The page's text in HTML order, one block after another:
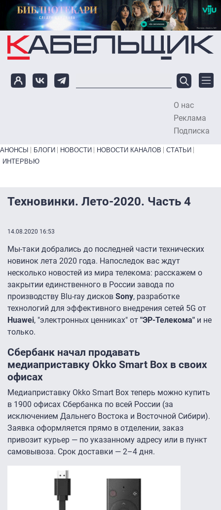
Перейти к основному содержанию
О нас
Реклама
Подписка
Primary links bottom
АНОНСЫ БЛОГИ НОВОСТИ НОВОСТИ КАНАЛОВ
СТАТЬИ
ИНТЕРВЬЮ
Техновинки. Лето-2020. Часть 4
14.08.2020 16:53
Мы-таки добрались до последней части технических
новинок лета 2020 года. Напоследок вас ждут
несколько новостей из мира телекома: расскажем о
закрытии единственного в России завода по
производству Blu-ray дисков Sony, разработке
технологий для эффективного внедрения сетей 5G от
Huawei, "электронных ценниках" от "ЭР-Телекома" и не
только.
Сбербанк начал продавать
медиаприставку Okko Smart Box в своих
офисах
Медиаприставку Okko Smart Box теперь можно купить
в 1900 офисах Сбербанка по всей России (за
исключением Дальнего Востока и Восточной Сибири).
Заявка оформляется прямо в отделении, заказ
привозит курьер — по указанному адресу или в пункт
самовывоза. Срок доставки — 2–4 дня.